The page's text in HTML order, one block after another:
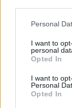
Personal
I want to
personal
Opted In
I want to
Personal
Opted In